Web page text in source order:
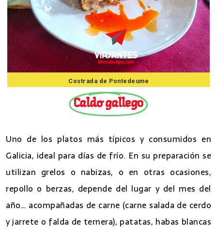
Costrada de Pontedeume
Caldo gallego
Uno de los platos más típicos y consumidos en
Galicia, ideal para días de frío. En su preparación se
utilizan grelos o nabizas, o en otras ocasiones,
repollo o berzas, depende del lugar y del mes del
año… acompañadas de carne (carne salada de cerdo
y jarrete o falda de ternera), patatas, habas blancas